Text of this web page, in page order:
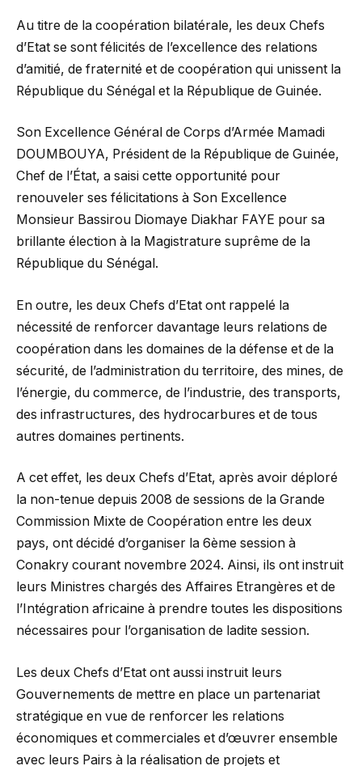
Au titre de la coopération bilatérale, les deux Chefs
d’Etat se sont félicités de l’excellence des relations
d’amitié, de fraternité et de coopération qui unissent la
République du Sénégal et la République de Guinée.
Son Excellence Général de Corps d’Armée Mamadi
DOUMBOUYA, Président de la République de Guinée,
Chef de l’État, a saisi cette opportunité pour
renouveler ses félicitations à Son Excellence
Monsieur Bassirou Diomaye Diakhar FAYE pour sa
brillante élection à la Magistrature suprême de la
République du Sénégal.
En outre, les deux Chefs d’Etat ont rappelé la
nécessité de renforcer davantage leurs relations de
coopération dans les domaines de la défense et de la
sécurité, de l’administration du territoire, des mines, de
l’énergie, du commerce, de l’industrie, des transports,
des infrastructures, des hydrocarbures et de tous
autres domaines pertinents.
A cet effet, les deux Chefs d’Etat, après avoir déploré
la non-tenue depuis 2008 de sessions de la Grande
Commission Mixte de Coopération entre les deux
pays, ont décidé d’organiser la 6ème session à
Conakry courant novembre 2024. Ainsi, ils ont instruit
leurs Ministres chargés des Affaires Etrangères et de
l’Intégration africaine à prendre toutes les dispositions
nécessaires pour l’organisation de ladite session.
Les deux Chefs d’Etat ont aussi instruit leurs
Gouvernements de mettre en place un partenariat
stratégique en vue de renforcer les relations
économiques et commerciales et d’œuvrer ensemble
avec leurs Pairs à la réalisation de projets et